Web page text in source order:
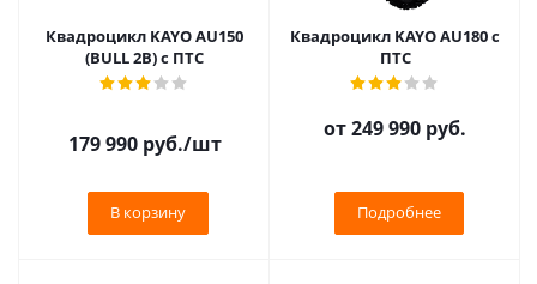
Квадроцикл KAYO AU150
(BULL 2B) с ПТС
179 990руб./шт
В корзину
Квадроцикл KAYO AU180 с
ПТС
от249 990 руб.
Подробнее